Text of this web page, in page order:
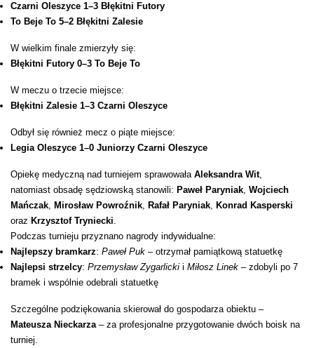
Czarni Oleszyce 1–3 Błękitni Futory
To Beje To 5–2 Błękitni Zalesie
W wielkim finale zmierzyły się:
Błękitni Futory 0–3 To Beje To
W meczu o trzecie miejsce:
Błękitni Zalesie 1–3 Czarni Oleszyce
Odbył się również mecz o piąte miejsce:
Legia Oleszyce 1–0 Juniorzy Czarni Oleszyce
Opiekę medyczną nad turniejem sprawowała Aleksandra Wit,
natomiast obsadę sędziowską stanowili: Paweł Paryniak, Wojciech
Mańczak, Mirosław Powroźnik, Rafał Paryniak, Konrad Kasperski
oraz Krzysztof Tryniecki.
Podczas turnieju przyznano nagrody indywidualne:
Najlepszy bramkarz: Paweł Puk – otrzymał pamiątkową statuetkę
Najlepsi strzelcy: Przemysław Zygarlicki i Miłosz Linek – zdobyli po 7
bramek i wspólnie odebrali statuetkę
Szczególne podziękowania skierował do gospodarza obiektu –
Mateusza Nieckarza– za profesjonalne przygotowanie dwóch boisk na
turniej.